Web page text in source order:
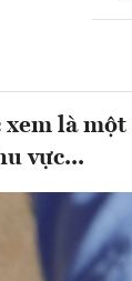
là
vực...